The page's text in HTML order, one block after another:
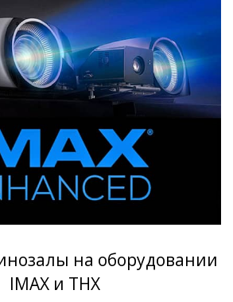
на оборудовании
IMAX и THX